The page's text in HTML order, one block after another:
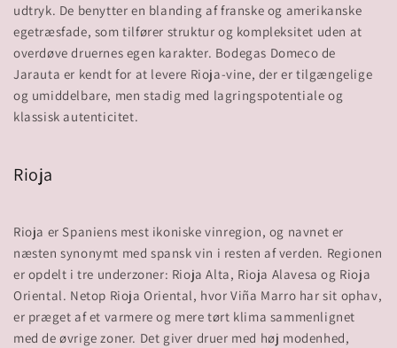
udtryk. De benytter en blanding af franske og amerikanske
egetræsfade, som tilfører struktur og kompleksitet uden at
overdøve druernes egen karakter. Bodegas Domeco de
Jarauta er kendt for at levere Rioja-vine, der er tilgængelige
og umiddelbare, men stadig med lagringspotentiale og
Rioja
Rioja er Spaniens mest ikoniske vinregion, og navnet er
næsten synonymt med spansk vin i resten af verden. Regionen
er opdelt i tre underzoner: Rioja Alta, Rioja Alavesa og Rioja
Oriental. Netop Rioja Oriental, hvor Viña Marro har sit ophav,
er præget af et varmere og mere tørt klima sammenlignet
med de øvrige zoner. Det giver druer med høj modenhed,